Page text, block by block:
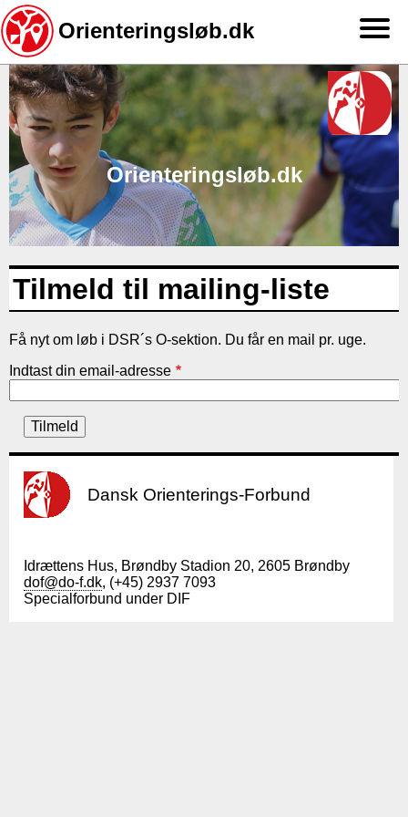
Gå
til
hovedindhold
Orienteringsløb.dk
Orienteringsløb.dk
Tilmeld til mailing-liste
Få nyt om løb i DSR´s O-sektion. Du får en mail pr. uge.
Indtast din email-adresse
Dansk Orienterings-Forbund
Idrættens Hus, Brøndby Stadion 20, 2605 Brøndby
dof@do-f.dk, (+45) 2937 7093
Specialforbund under DIF